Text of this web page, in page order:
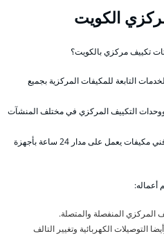
الكويت
تكييف مركزي بالكويت؟
التابعة للمكيفات المركزية بجميع
التكييف المركزي في مختلف المنشآت
وكافة أعمال الإصلاح والصيانة للأعطال، وفني مكيفات يعمل على مدار 24 ساعة بأجهزة
أعماله:
المركزي المنفصلة والمتصلة.
التوصيلات الكهربائية وتغيير التالف